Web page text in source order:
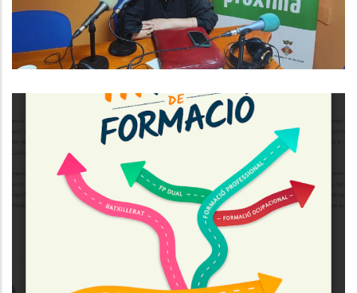
TERCERA EDICIÓ DE LA FIRA DE
FORMACIÓ
Educació Joventut